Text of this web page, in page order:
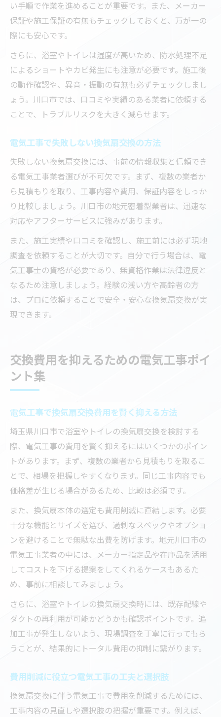
い手順で作業を進めることが重要です。また、メーカー
保証や施工保証の有無もチェックしておくと、万が一の
際にも安心です。
さらに、浴室やトイレは湿度が高いため、防水処理不足
によるショートやカビ発生にも注意が必要です。施工後
の動作確認や、異音・振動の有無も必ずチェックしまし
ょう。川口市では、口コミや実績のある業者に依頼する
ことで、トラブルリスクを大きく減らせます。
電気工事で失敗しない換気扇交換の方法
失敗しない換気扇交換には、事前の情報収集と信頼でき
る電気工事業者選びが不可欠です。まず、複数の業者か
ら見積もりを取り、工事内容や費用、保証内容をしっか
り比較しましょう。川口市の地元密着型業者は、迅速な
対応やアフターサービスに強みがあります。
また、施工実績や口コミを確認し、施工前には必ず現地
調査を依頼することが大切です。自分で行う場合は、電
気工事士の資格が必要であり、無資格作業は法律違反と
なるため注意しましょう。経験の浅い方や高齢者の方
は、プロに依頼することで安全・安心な換気扇交換が実
現できます。
交換費用を抑えるための電気工事ポイ
ント集
電気工事で換気扇交換費用を賢く抑える方法
埼玉県川口市で浴室やトイレの換気扇交換を検討する
際、電気工事の費用を賢く抑えるにはいくつかのポイン
トがあります。まず、複数の業者から見積もりを取るこ
とで、相場を把握しやすくなります。同じ工事内容でも
価格差が生じる場合があるため、比較は必須です。
また、換気扇本体の選定も費用削減に直結します。必要
十分な機能とサイズを選び、過剰なスペックやオプショ
ンを避けることで無駄な出費を防げます。地元川口市の
電気工事業者の中には、メーカー指定品や在庫品を活用
してコストを下げる提案をしてくれるケースもあるた
め、事前に相談してみましょう。
さらに、浴室やトイレの換気扇交換時には、既存配線や
ダクトの再利用が可能かどうかも確認ポイントです。追
加工事が発生しないよう、現場調査を丁寧に行ってもら
うことが、結果的にトータル費用の抑制に繋がります。
費用削減に役立つ電気工事の工夫と選択肢
換気扇交換に伴う電気工事で費用を削減するためには、
工事内容の見直しや選択肢の把握が重要です。例えば、